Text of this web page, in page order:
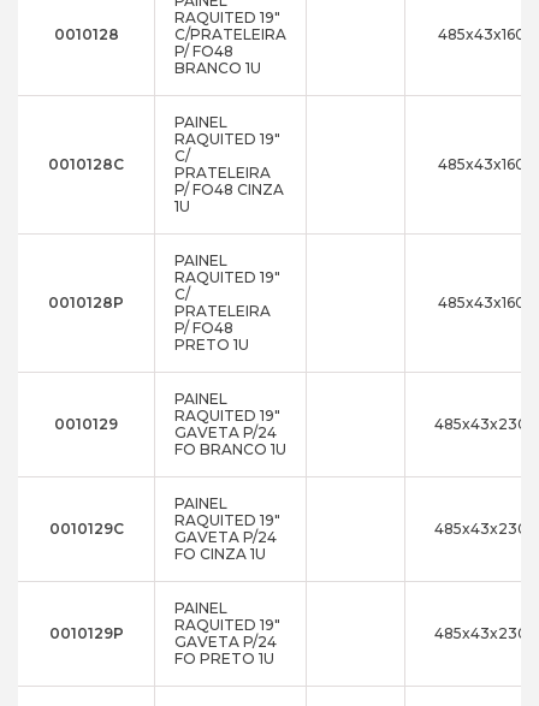
0010128
RAQUITED 19"
C/PRATELEIRA
P/ FO48
BRANCO 1U
485x43x160
0010128C
PAINEL
RAQUITED 19"
C/
PRATELEIRA
P/ FO48 CINZA
1U
485x43x160
0010128P
PAINEL
RAQUITED 19"
C/
PRATELEIRA
P/ FO48
PRETO 1U
485x43x160
0010129
PAINEL
RAQUITED 19"
GAVETA P/24
FO BRANCO 1U
485x43x230
0010129C
PAINEL
RAQUITED 19"
GAVETA P/24
FO CINZA 1U
485x43x230
0010129P
PAINEL
RAQUITED 19"
GAVETA P/24
FO PRETO 1U
485x43x230